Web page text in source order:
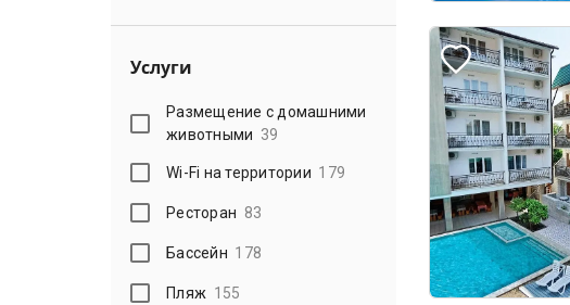
Услуги
Размещение с домашними
животными 39
Wi-Fi на территории 179
Ресторан 83
Бассейн 178
Пляж 155